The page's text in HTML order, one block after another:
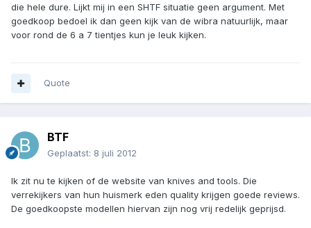
die hele dure. Lijkt mij in een SHTF situatie geen argument. Met
goedkoop bedoel ik dan geen kijk van de wibra natuurlijk, maar
voor rond de 6 a 7 tientjes kun je leuk kijken.
Quote
BTF
Geplaatst: 8 juli 2012
Ik zit nu te kijken of de website van knives and tools. Die
verrekijkers van hun huismerk eden quality krijgen goede reviews.
De goedkoopste modellen hiervan zijn nog vrij redelijk geprijsd.